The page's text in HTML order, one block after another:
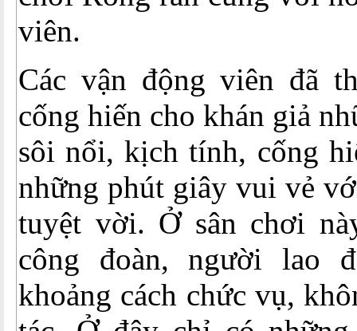
viên.
Các vận động viên đã
cống hiến cho khán giả
sôi nổi, kịch tính, cống
những phút giây vui vẻ
tuyệt vời. Ở sân chơi
công đoàn, người lao
khoảng cách chức vụ,